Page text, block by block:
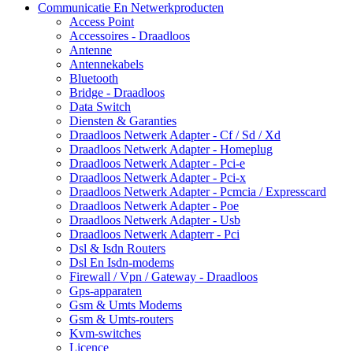
Communicatie En Netwerkproducten
Access Point
Accessoires - Draadloos
Antenne
Antennekabels
Bluetooth
Bridge - Draadloos
Data Switch
Diensten & Garanties
Draadloos Netwerk Adapter - Cf / Sd / Xd
Draadloos Netwerk Adapter - Homeplug
Draadloos Netwerk Adapter - Pci-e
Draadloos Netwerk Adapter - Pci-x
Draadloos Netwerk Adapter - Pcmcia / Expresscard
Draadloos Netwerk Adapter - Poe
Draadloos Netwerk Adapter - Usb
Draadloos Netwerk Adapterr - Pci
Dsl & Isdn Routers
Dsl En Isdn-modems
Firewall / Vpn / Gateway - Draadloos
Gps-apparaten
Gsm & Umts Modems
Gsm & Umts-routers
Kvm-switches
Licence